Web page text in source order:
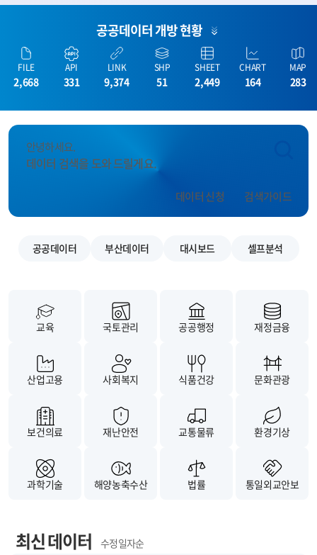
공공데이터 개방 현황
FILE
2,668
API
331
LINK
9,374
SHP
51
SHEET
2,449
CHART
164
MAP
283
안녕하세요.
데이터 검색을 도와 드릴게요.
데이터 신청 검색가이드
공공데이터 부산데이터 대시보드 셀프분석
교육 국토관리 공공행정 재정금융
산업고용 사회복지 식품건강 문화관광
보건의료 재난안전 교통물류 환경기상
과학기술 해양농축수산 법률 통일외교안보
최신 데이터 수정 일자순